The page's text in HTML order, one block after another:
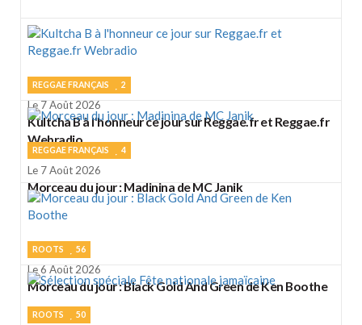
REGGAE FRANÇAIS 2
Le 7 Août 2026
Kultcha B à l'honneur ce jour sur Reggae.fr et Reggae.fr
Webradio
REGGAE FRANÇAIS 4
Le 7 Août 2026
Morceau du jour : Madinina de MC Janik
ROOTS 56
Le 6 Août 2026
Morceau du jour : Black Gold And Green de Ken Boothe
ROOTS 50